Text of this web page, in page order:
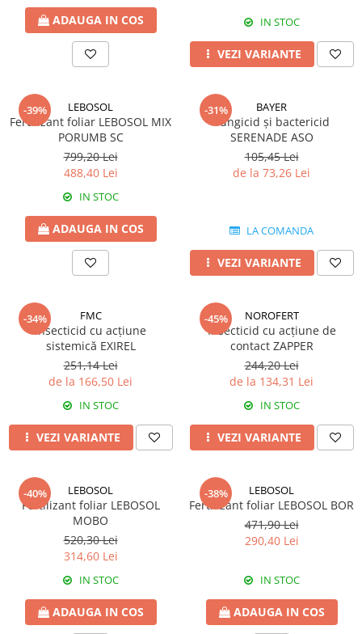
Insecticide
Fertilizanți foliari
CAIS
Erbicide
Fungicide
Insecticide
Biostimulatori
Fertilizanți foliari
CÂNEPĂ
Fungicide
Insecticide
CĂPȘUN
Fungicide
Insecticide
Biostimulatori
Fertilizanți foliari
Fungicide
Insecticide
Biostimulatori
Insecticide
Biostimulatori
Fertilizanți foliari
CASTRAVEȚI
Fungicide
Insecticide
Acaricide
Fertilizanți foliari
CASTRAVEȚI CORNIȘON
Insecticide
CEAPĂ
Biostimulatori
CEREALE PĂIOASE
Insecticide
Biostimulatori
Fertilizanți foliari
Fungicide
Insecticide
Fertilizanți foliari
Adjuvanți
Fertilizanți foliari
CONIFERE
Fertilizanți foliari
CONOPIDĂ
ADAUGA IN COS IN STOC
VEZI VARIANTE
-39% LEBOSOL
Fertilizant foliar LEBOSOL MIX
PORUMB SC
799,20 Lei
488,40 Lei
IN STOC
ADAUGA IN COS
-31% BAYER
Fungicid și bactericid
SERENADE ASO
105,45 Lei
de la 73,26 Lei
LA COMANDA
VEZI VARIANTE
-34% FMC
Insecticid cu acțiune
sistemică EXIREL
251,14 Lei
de la 166,50 Lei
IN STOC
VEZI VARIANTE
-45% NOROFERT
Insecticid cu acțiune de
contact ZAPPER
244,20 Lei
de la 134,31 Lei
IN STOC
VEZI VARIANTE
-40% LEBOSOL
Fertilizant foliar LEBOSOL
MOBO
520,30 Lei
314,60 Lei
IN STOC
ADAUGA IN COS
-38% LEBOSOL
Fertilizant foliar LEBOSOL BOR
471,90 Lei
290,40 Lei
IN STOC
ADAUGA IN COS